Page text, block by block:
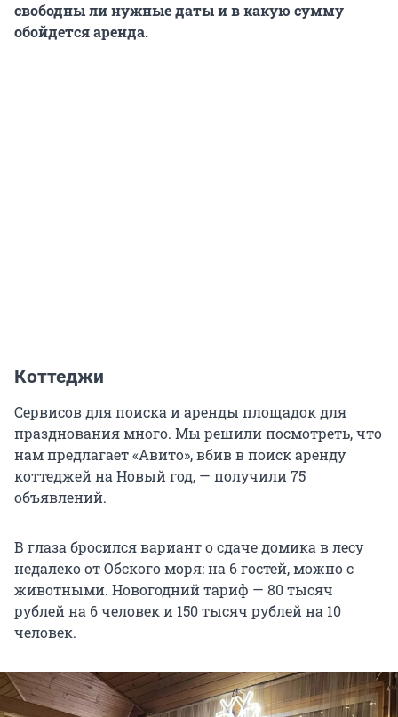
свободны ли нужные даты и в какую сумму
обойдется аренда.
Коттеджи
Сервисов для поиска и аренды площадок для
празднования много. Мы решили посмотреть, что
нам предлагает «Авито», вбив в поиск аренду
коттеджей на Новый год, — получили 75
объявлений.
В глаза бросился вариант о сдаче домика в лесу
недалеко от Обского моря: на 6 гостей, можно с
животными. Новогодний тариф — 80 тысяч
рублей на 6 человек и 150 тысяч рублей на 10
человек.